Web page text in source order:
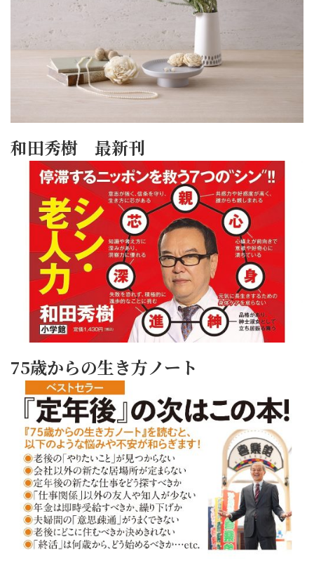
和田秀樹 最新刊
75歳からの生き方ノート